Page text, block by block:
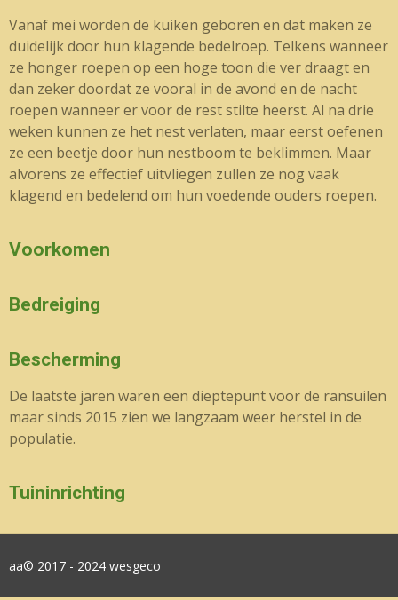
Vanaf mei worden de kuiken geboren en dat maken ze
duidelijk door hun klagende bedelroep. Telkens wanneer
ze honger roepen op een hoge toon die ver draagt en
dan zeker doordat ze vooral in de avond en de nacht
roepen wanneer er voor de rest stilte heerst. Al na drie
weken kunnen ze het nest verlaten, maar eerst oefenen
ze een beetje door hun nestboom te beklimmen. Maar
alvorens ze effectief uitvliegen zullen ze nog vaak
klagend en bedelend om hun voedende ouders roepen.
Voorkomen
Bedreiging
Bescherming
De laatste jaren waren een dieptepunt voor de ransuilen
maar sinds 2015 zien we langzaam weer herstel in de
populatie.
Tuininrichting
aa© 2017 - 2024 wesgeco